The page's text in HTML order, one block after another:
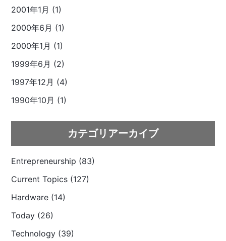
2001年1月 (1)
2000年6月 (1)
2000年1月 (1)
1999年6月 (2)
1997年12月 (4)
1990年10月 (1)
カテゴリアーカイブ
Entrepreneurship (83)
Current Topics (127)
Hardware (14)
Today (26)
Technology (39)